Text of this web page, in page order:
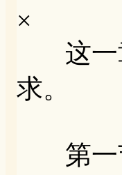
×
这一
求。
第一